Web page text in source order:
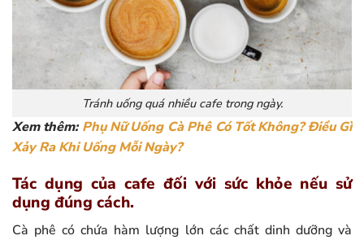
Tránh uống quá nhiều cafe trong ngày.
Xem thêm:Phụ Nữ Uống Cà Phê Có Tốt Không? Điều Gì
Xảy Ra Khi Uống Mỗi Ngày?
Tác dụng của cafe đối với sức khỏe nếu sử
dụng đúng cách.
Cà phê có chứa hàm lượng lớn các chất dinh dưỡng và